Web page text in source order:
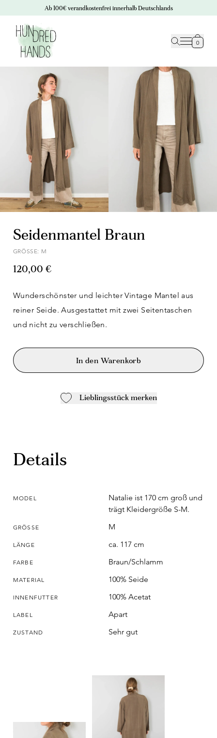
Ab 100€ verandkostenfrei innerhalb Deutschlands
0
Seidenmantel Braun
GRÖSSE: M
120,00 €
Wunderschönster und leichter Vintage Mantel aus
reiner Seide. Ausgestattet mit zwei Seitentaschen
und nicht zu verschließen.
In den Warenkorb
Lieblingsstück merken
Details
MODEL
Natalie ist 170 cm groß und
trägt Kleidergröße S-M.
GRÖSSE M
LÄNGE ca. 117 cm
FARBE Braun/Schlamm
MATERIAL 100% Seide
INNENFUTTER 100% Acetat
LABEL Apart
ZUSTAND Sehr gut